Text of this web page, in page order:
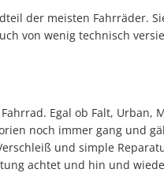
der meisten Fahrräder.
von wenig technisch
Egal ob Falt, Urban,
noch immer gang und
und simple
achtet und hin und